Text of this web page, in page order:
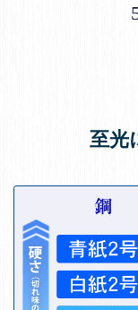
至光